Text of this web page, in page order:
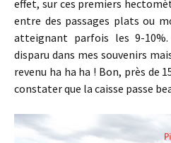
effet, sur ces premiers
entre des passages plats ou
atteignant parfois les 9-
disparu dans mes souvenirs
revenu ha ha ha ! Bon, près de
constater que la caisse passe